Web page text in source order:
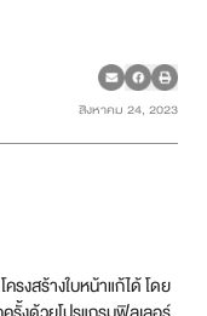
สิงหาคม 24, 2023
รงสร้างใบหน้าแก้ได้ โดย